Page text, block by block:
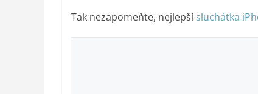
Tak nezapomeňte, nejlepší sluchátka